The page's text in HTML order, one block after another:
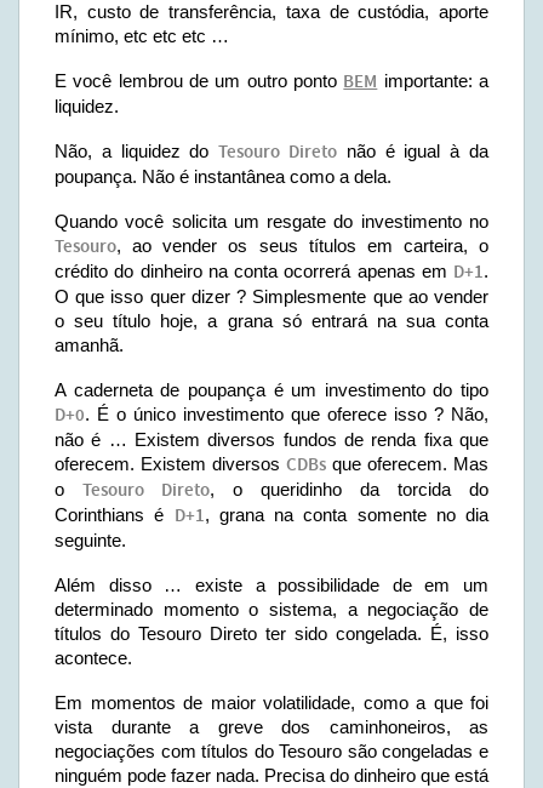
IR, custo de transferência, taxa de custódia, aporte
mínimo, etc etc etc …
E você lembrou de um outro ponto BEM importante: a
liquidez.
Não, a liquidez doTesouro Direto não é igual à da
poupança. Não é instantânea como a dela.
Quando você solicita um resgate do investimento no
Tesouro, ao vender os seus títulos em carteira, o
crédito do dinheiro na conta ocorrerá apenas em D+1.
O que isso quer dizer ? Simplesmente que ao vender
o seu título hoje, a grana só entrará na sua conta
amanhã.
A caderneta de poupança é um investimento do tipo
D+0. É o único investimento que oferece isso ? Não,
não é … Existem diversos fundos de renda fixa que
oferecem. Existem diversos CDBs que oferecem. Mas
o Tesouro Direto, o queridinho da torcida do
Corinthians é D+1, grana na conta somente no dia
seguinte.
Além disso … existe a possibilidade de em um
determinado momento o sistema, a negociação de
títulos do Tesouro Direto ter sido congelada. É, isso
acontece.
Em momentos de maior volatilidade, como a que foi
vista durante a greve dos caminhoneiros, as
negociações com títulos do Tesouro são congeladas e
ninguém pode fazer nada. Precisa do dinheiro que está